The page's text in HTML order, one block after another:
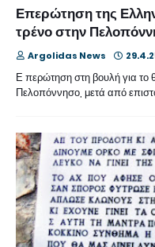
Επερώτηση της
τρένο στην
Argolidas News
Ε περώτηση στη βουλή για το
Πελοπόννησο, μετά από